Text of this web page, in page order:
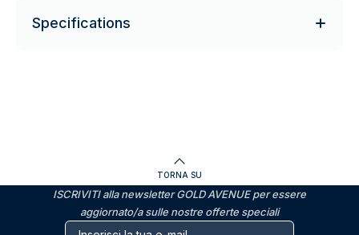
Specifications
TORNA SU
ISCRIVITI alla newsletter GOLD AVENUE per essere
aggiornato/a sulle nostre offerte speciali